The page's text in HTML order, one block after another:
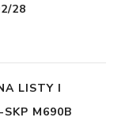
28
LISTY I
SKP M690B